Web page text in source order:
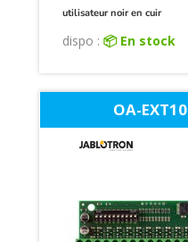
utilisateur noir en cuir
dispo : 📦 En stock
OA-EXT10